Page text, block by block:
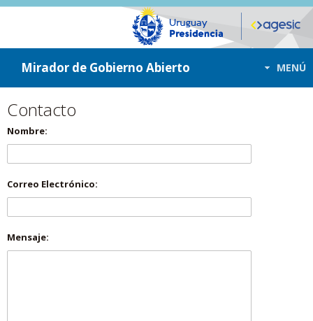
ir a contenido
ir al menú
Mirador de Gobierno Abierto MENÚ
Contacto
Nombre:
Correo Electrónico:
Mensaje: